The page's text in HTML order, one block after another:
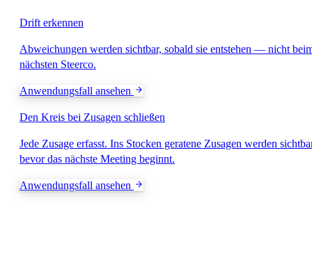
Drift erkennen
Abweichungen werden sichtbar, sobald sie entstehen — nicht
nächsten Steerco.
Anwendungsfall ansehen
Den Kreis bei Zusagen schließen
Jede Zusage erfasst. Ins Stocken geratene Zusagen werden
bevor das nächste Meeting beginnt.
Anwendungsfall ansehen